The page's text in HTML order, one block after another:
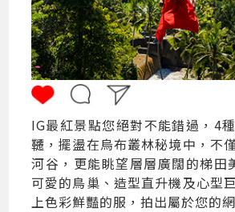
IG最紅景點您絕對不能錯過，4
韆，擺盪在烏布叢林秘境中，不
河谷，更能眺望層層廣闊的梯田
可愛的鳥巢、造型直升機及心型
上色彩鮮豔的服，拍出屬於您的